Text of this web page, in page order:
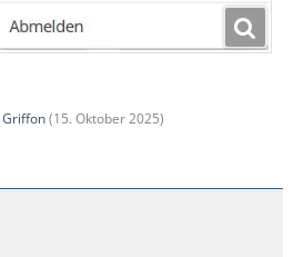
Griffon(15. Oktober 2025)